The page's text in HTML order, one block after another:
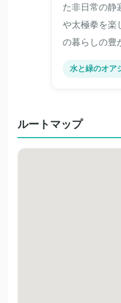
た非日常の静
や太極拳を楽
の暮らしの豊
水と緑のオア
ルートマップ